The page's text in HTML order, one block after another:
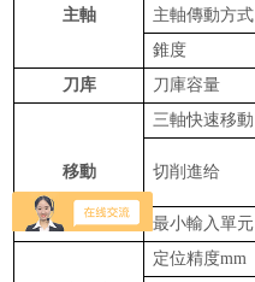
主軸 主軸傳動方式
錐度
刀库
刀庫容量
移動
三軸快速移動
切削進给
最小輸 入單元
定位精度mm